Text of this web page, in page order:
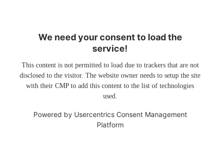
We need your consent to load the
service!
This content is not permitted to load due to trackers that are not
disclosed to the visitor. The website owner needs to setup the site
with their CMP to add this content to the list of technologies
used.
Powered by Usercentrics Consent Management
Platform